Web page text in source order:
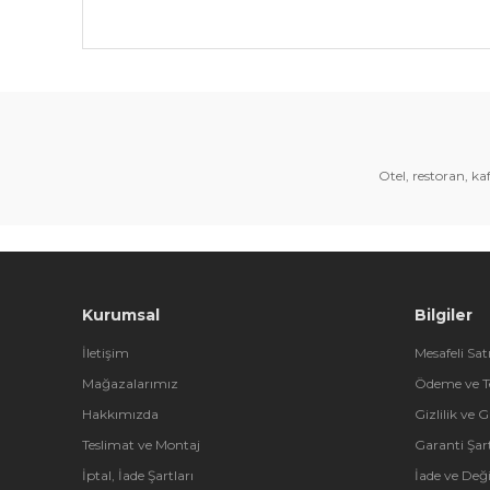
Bu ürünün fiyat bilgisi, resim, ürün
Ürün bilgilerinde hatalar bulunuyor.
Otel, restoran,
Kurumsal
İletişim
Mağazalarımız
Hakkımızda
Teslimat ve Montaj
İptal, İade Şartları
Bilgiler
Mesafeli
Ödeme ve
Gizlilik ve
Garanti
İade ve